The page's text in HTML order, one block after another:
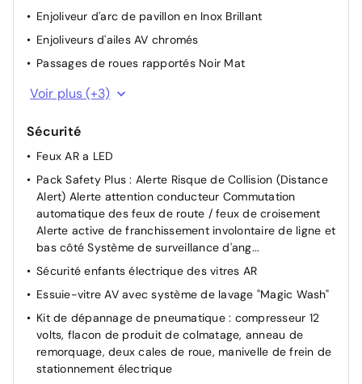
Lève-vitres AV/AR électriques et séquentiels avec
antipincement
Enjoliveur d'arc de pavillon en Inox Brillant
Enjoliveurs d'ailes AV chromés
Passages de roues rapportés Noir Mat
Sabot de pare-chocs AV peint Métallure
Protecteurs de bas de portes avec inserts Inox Brillant
Voir plus (+3)
Sécurité
Feux AR a LED
Pack Safety Plus : Alerte Risque de Collision (Distance
Alert) Alerte attention conducteur Commutation
automatique des feux de route / feux de croisement
Alerte active de franchissement involontaire de ligne et
bas côté Système de surveillance d'ang...
Sécurité enfants électrique des vitres AR
Essuie-vitre AV avec système de lavage "Magic Wash"
Kit de dépannage de pneumatique : compresseur 12
volts, flacon de produit de colmatage, anneau de
remorquage, deux cales de roue, manivelle de frein de
stationnement électrique